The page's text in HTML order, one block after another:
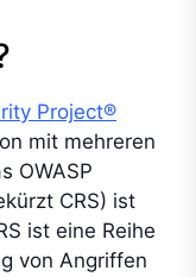
Project®
mit mehreren
OWASP
CRS) ist
ist eine Reihe
von Angriffen